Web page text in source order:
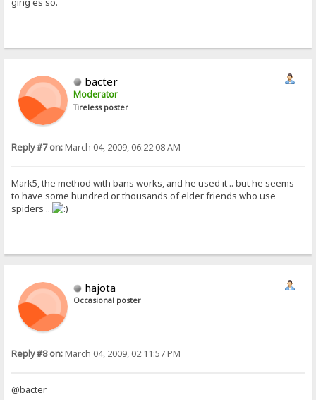
bacter
Moderator
Tireless poster
Reply #7 on:March 04, 2009, 06:22:08 AM
Mark5, the method with bans works, and he used it .. but he seems
to have some hundred or thousands of elder friends who use
spiders ..
hajota
Occasional poster
Reply #8 on:March 04, 2009, 02:11:57 PM
@bacter